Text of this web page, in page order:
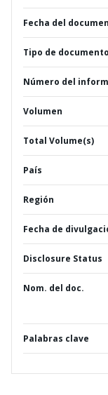
Fecha del
Tipo de documento
Número del
Volumen
Total Volume(s)
País
Región
Fecha de
Disclosure Status
Nom. del doc.
Palabras clave